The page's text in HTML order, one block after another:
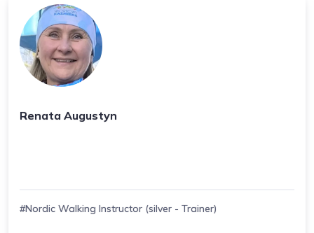
Renata Augustyn
#Nordic Walking Instructor (silver - Trainer)